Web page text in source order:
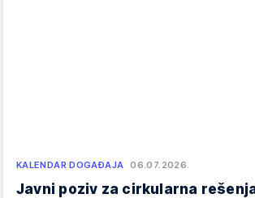
KALENDAR DOGAĐAJA 06.07.2026.
Javni poziv za cirkularna